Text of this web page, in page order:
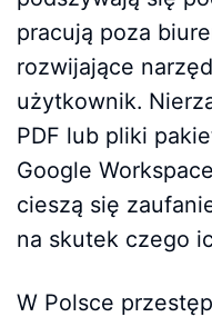
pracują poza
rozwijające
użytkownik.
PDF lub pliki
Google
cieszą się
na skutek czego
W Polsce